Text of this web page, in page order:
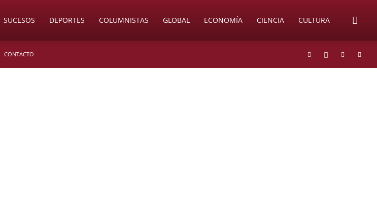
SUCESOS DEPORTES COLUMNISTAS GLOBAL ECONOMÍA CIENCIA CULTURA
CONTACTO